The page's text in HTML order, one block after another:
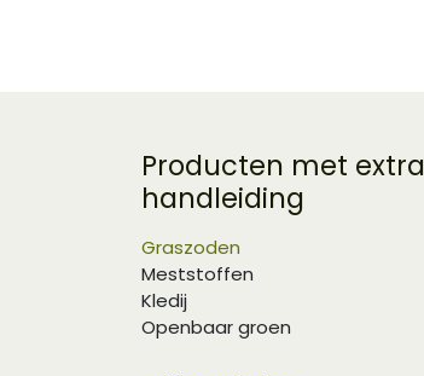
Producten met extra
handleiding
Graszoden
Meststoffen
Kledij
Openbaar groen